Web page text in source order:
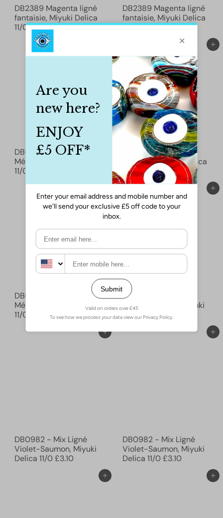
DB2389 Magenta ligné
fantaisie, Miyuki Delica
11/0£3.00
DB2389 Magenta ligné
fantaisie, Miyuki Delica
11/0£3.00
DB0027 Lustre Vert
Métallisé, Miyuki Delica
11/0
Ajouter au panier
DB0027 Lustre Vert
Métallisé, Miyuki Delica
11/0£5.95
DB0027 Lustre Vert
Métallisé, Miyuki Delica
11/0
£3.50
Ajouter au panier
DB0982 - Mix Ligné
Violet-Saumon, Miyuki
Delica 11/0£3.10
Ajouter au panier
DB0982 - Mix Ligné
Violet-Saumon, Miyuki
Delica 11/0£3.10
Ajouter au panier
DB0982 - Mix Ligné
Violet-Saumon, Miyuki
Delica 11/0£3.10
Ajouter au panier
Ajouter au panier